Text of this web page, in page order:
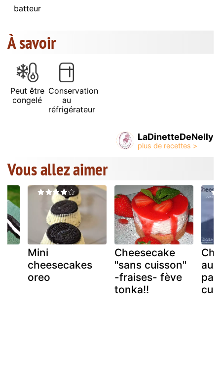
batteur
À savoir
Peut être
congelé
Conservation
au
réfrigérateur
LaDinetteDeNelly
Vous allez aimer
Mini
cheesecakes
oreo
Cheesecake
"sans cuisson"
-fraises- fève
tonka!!